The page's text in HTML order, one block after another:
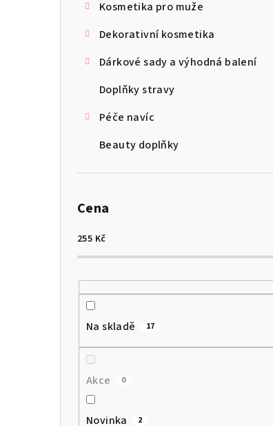
Kosmetika pro muže
Dekorativní kosmetika
Dárkové sady a výhodná balení
Doplňky stravy
Péče navíc
Beauty doplňky
Cena
255 Kč
Na skladě 17
Akce 0
Novinka 2